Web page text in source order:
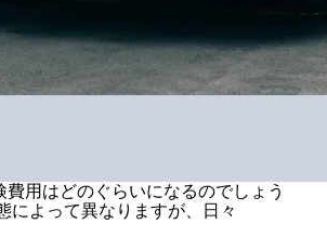
用はどのぐらいになるのでしょう
によって異なりますが、日々